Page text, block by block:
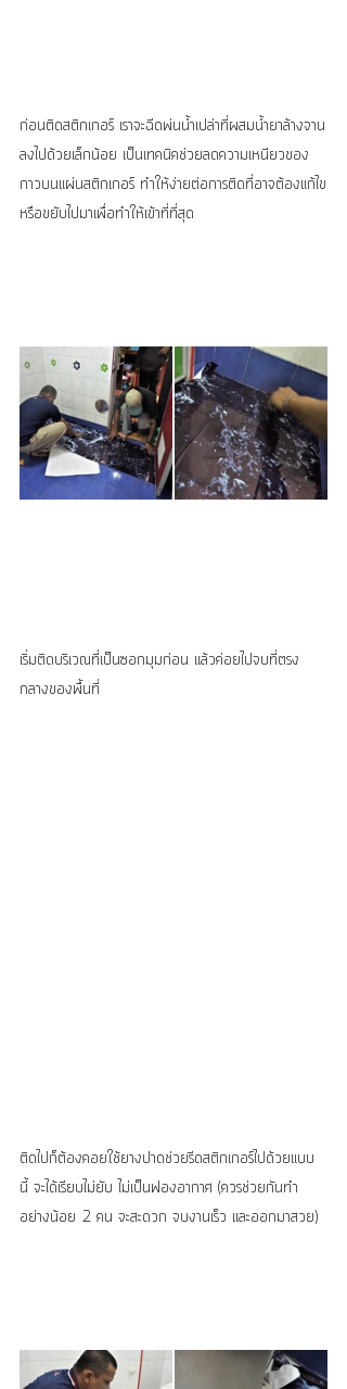
ก่อนติดสติกเกอร์ เราจะฉีดพ่นน้ำเปล่าที่ผสมน้ำยาล้างจาน
ลงไปด้วยเล็กน้อย เป็นเทคนิคช่วยลดความเหนียวของ
กาวบนแผ่นสติกเกอร์ ทำให้ง่ายต่อการติดที่อาจต้องแก้ไข
หรือขยับไปมาเพื่อทำให้เข้าที่ที่สุด
เริ่มติดบริเวณที่เป็นซอกมุมก่อน แล้วค่อยไปจบที่ตรง
กลางของพื้นที่
ติดไปก็ต้องคอยใช้ยางปาดช่วยรีดสติกเกอร์ไปด้วยแบบ
นี้ จะได้เรียบไม่ยับ ไม่เป็นฟองอากาศ (ควรช่วยกันทำ
อย่างน้อย 2 คน จะสะดวก จบงานเร็ว และออกมาสวย)